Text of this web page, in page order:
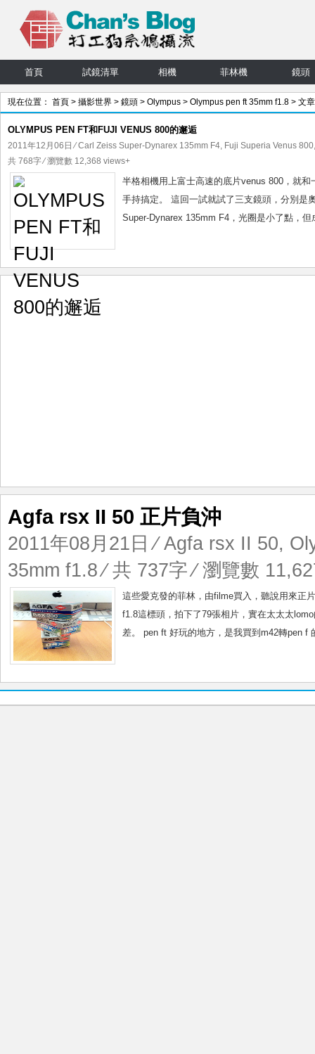
首頁 試鏡清單 相機 菲林機 鏡頭
現在位置： 首頁 > 攝影世界 > 鏡頭 > Olympus > Olympus pen ft 35mm f1.8 > 文章
OLYMPUS PEN FT和FUJI VENUS 800的邂逅
2011年12月06日 ⁄Carl Zeiss Super-Dynarex 135mm F4, Fuji Superia Venus 800
共 768字 ⁄ 瀏覽數 12,368 views+
半格相機用上富士高速的底片venus 800，就
手持搞定。 這回一試就試了三支鏡頭，分別是
Super-Dynarex 135mm F4，光圈是小了點，
Agfa rsx II 50 正片負沖
2011年08月21日 ⁄Agfa rsx II 50,
35mm f1.8⁄ 共 737字 ⁄ 瀏覽數
這些愛克發的菲林，由filme買入，聽說用來正
f1.8這標頭，拍下了79張相片，實在太太太
差。 pen ft 好玩的地方，是我買到m42轉pen f